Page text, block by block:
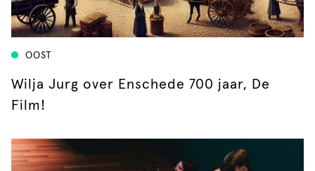
OOST
Wilja Jurg over Enschede 700 jaar, De
Film!